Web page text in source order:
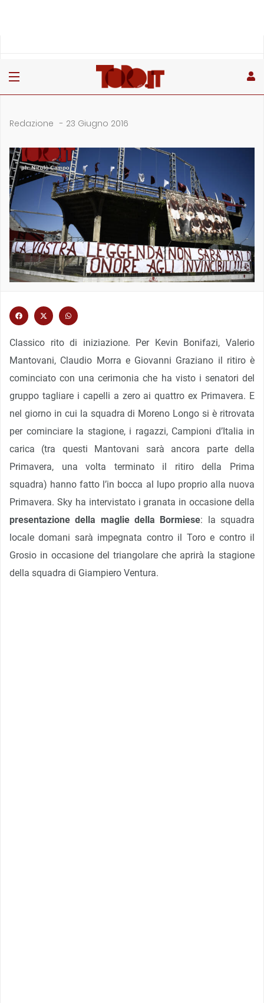
Redazione - 23 Giugno 2016
Classico rito di iniziazione. Per Kevin Bonifazi, Valerio
Mantovani, Claudio Morra e Giovanni Graziano il ritiro è
cominciato con una cerimonia che ha visto i senatori del
gruppo tagliare i capelli a zero ai quattro ex Primavera. E
nel giorno in cui la squadra di Moreno Longo si è ritrovata
per cominciare la stagione, i ragazzi, Campioni d’Italia in
carica (tra questi Mantovani sarà ancora parte della
Primavera, una volta terminato il ritiro della Prima
squadra) hanno fatto l’in bocca al lupo proprio alla nuova
Primavera. Sky ha intervistato i granata in occasione della
presentazione della maglie della Bormiese: la squadra
locale domani sarà impegnata contro il Toro e contro il
Grosio in occasione del triangolare che aprirà la stagione
della squadra di Giampiero Ventura.